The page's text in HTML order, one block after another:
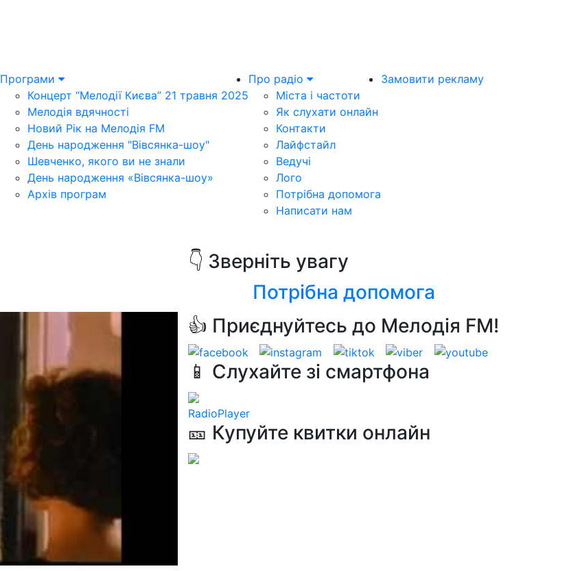
Програми
Концерт “Мелодії Києва” 21 травня 2025
Мелодія вдячності
Новий Рік на Мелодія FM
День народження "Вівсянка-шоу"
Шевченко, якого ви не знали
День народження «Вівсянка-шоу»
Архів програм
Про радіо
Міста і частоти
Як слухати онлайн
Контакти
Лайфстайл
Ведучі
Лого
Потрібна допомога
Написати нам
Замовити рекламу
👇 Зверніть увагу
Потрібна допомога
👍 Приєднуйтесь до Мелодія FM!
📱 Слухайте зі смартфона
RadioPlayer
🎫 Купуйте квитки онлайн